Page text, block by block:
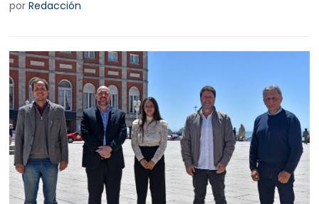
porRedacción